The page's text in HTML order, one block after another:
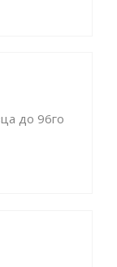
до 96го